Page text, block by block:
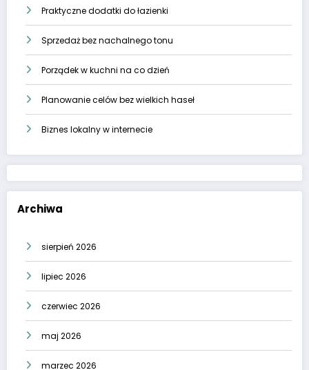
Praktyczne dodatki do łazienki
Sprzedaż bez nachalnego tonu
Porządek w kuchni na co dzień
Planowanie celów bez wielkich haseł
Biznes lokalny w internecie
Archiwa
sierpień 2026
lipiec 2026
czerwiec 2026
maj 2026
marzec 2026